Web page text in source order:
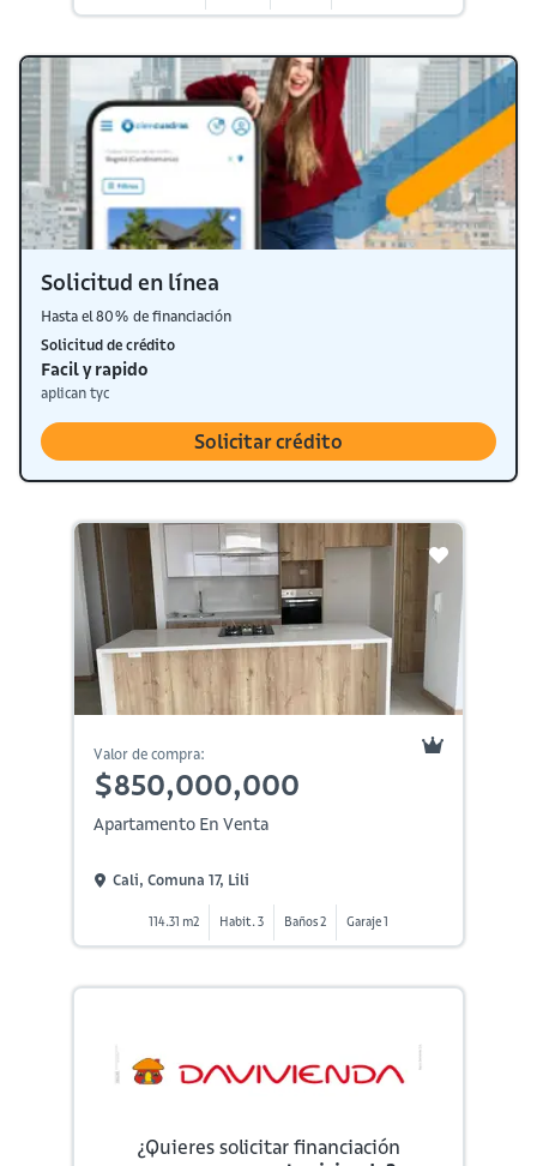
Solicitud en línea
Hasta el 80% de financiación
Solicitud de crédito
Facil y rapido
aplican tyc
Solicitar crédito
Valor de compra:
$850,000,000
Apartamento En Venta
Cali, Comuna 17, Lili
114.31 m2 Habit. 3 Baños 2 Garaje 1
¿Quieres solicitar financiación